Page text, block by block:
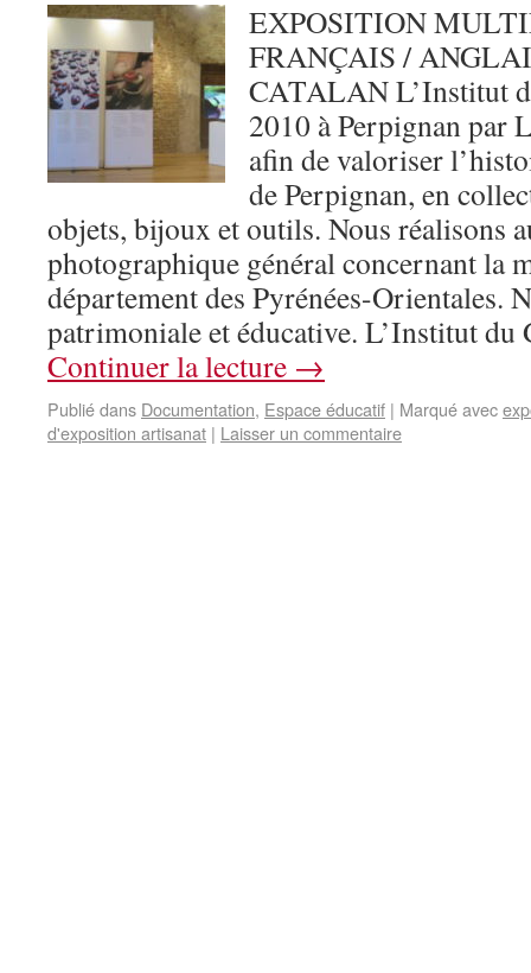
EXPOSITION
FRANÇAIS /
CATALAN L’Institut
2010 à Perpignan par
afin de valoriser
de Perpignan, en
objets, bijoux et outils. Nous réalisons
photographique général concernant la
département des Pyrénées-Orientales.
patrimoniale et éducative. L’Institut
Continuer la lecture →
Publié dans Documentation, Espace éducatif | Marqué avec
d'exposition artisanat | Laisser un commentaire